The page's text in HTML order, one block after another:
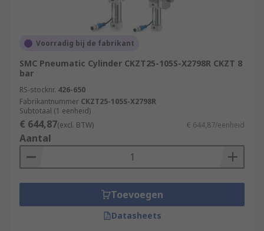
Voorradig bij de fabrikant
SMC Pneumatic Cylinder CKZT25-105S-X2798R CKZT 8
bar
RS-stocknr. 426-650
Fabrikantnummer CKZT25-105S-X2798R
Subtotaal (1 eenheid)
€ 644,87(excl. BTW) € 644,87/eenheid
Aantal
Toevoegen
Datasheets